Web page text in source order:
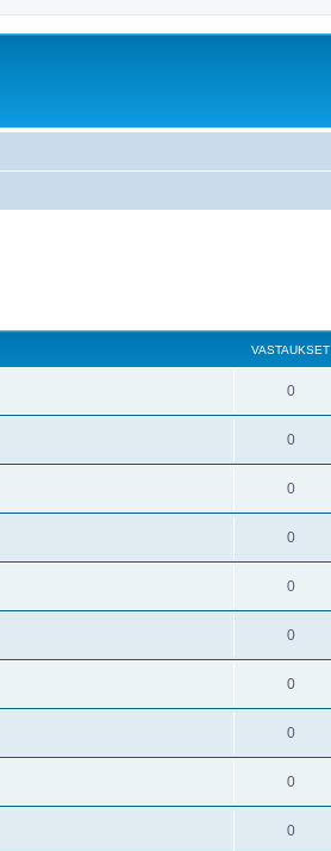
VASTAUKSET
0
0
0
0
0
0
0
0
0
0